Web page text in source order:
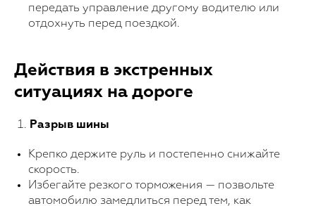
передать управление другому водителю или
отдохнуть перед поездкой.
Действия в экстренных
ситуациях на дороге
Разрыв шины
Крепко держите руль и постепенно снижайте
скорость.
Избегайте резкого торможения — позвольте
автомобилю замедлиться перед тем, как